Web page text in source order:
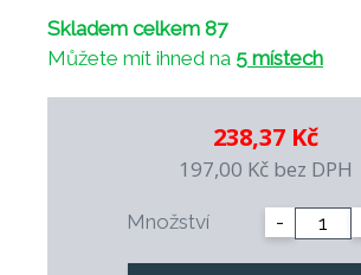
Skladem celkem 87
Můžete mít ihned na 5 místech
238,37 Kč
197,00 Kč bez DPH
Množství -